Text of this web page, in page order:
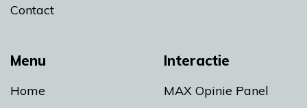
Menu
Home
Interactie
MAX Opinie Panel
Contact